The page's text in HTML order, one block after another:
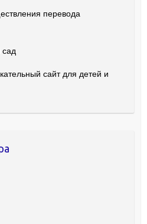
перевода
сад
сайт для детей и